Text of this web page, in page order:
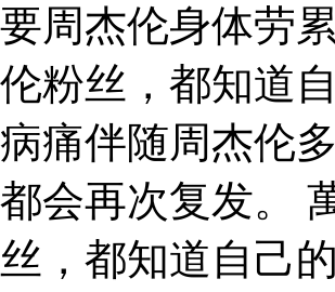
要周杰伦身体劳
伦粉丝，都知道
病痛伴随周杰伦
都会再次复发。
丝，都知道自己